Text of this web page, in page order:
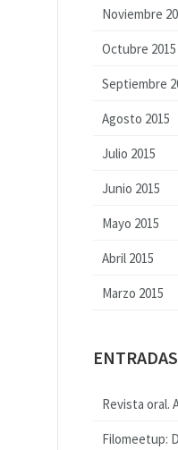
Noviembre
Octubre 2015
Septiembre
Agosto 2015
Julio 2015
Junio 2015
Mayo 2015
Abril 2015
Marzo 2015
Revista oral.
Filomeetup: